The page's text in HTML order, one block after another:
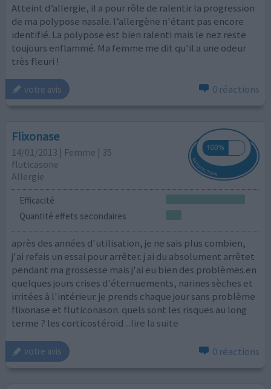
Atteint d’allergie, il a pour rôle de ralentir la progression
de ma polypose nasale. l’allergène n'étant pas encore
identifié. La polypose est bien ralenti mais le nez reste
toujours enflammé. Ma femme me dit qu'il a une odeur
très fleuri !
votre avis 0 réactions
Flixonase
14/01/2013 | Femme | 35
fluticasone
Allergie
Efficacité
Quantité effets secondaires
après des années d'utilisation, je ne sais plus combien,
j'ai refais un essai pour arrêter. j ai du absolument arrêtet
pendant ma grossesse mais j'ai eu bien des problèmes.en
quelques jours crises d'éternuements, narines sèches et
irritées à l'intérieur. je prends chaque jour sans problème
flixonase et fluticonason. quels sont les risques au long
terme ? les corticostéroïd ...lire la suite
votre avis 0 réactions